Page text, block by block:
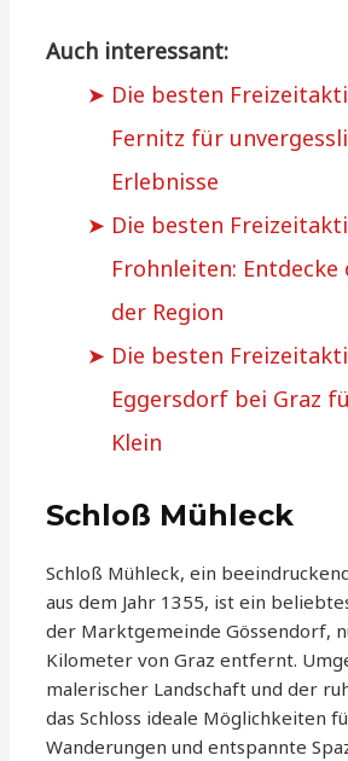
Auch interessant:
Die besten
Fernitz für
Erlebnisse
Die besten
Frohnleiten:
der Region
Die besten
Eggersdorf bei Graz
Klein
Schloß Mühleck
Schloß Mühleck, ein
aus dem Jahr 1355, ist ein
der Marktgemeinde Gössendorf,
Kilometer von Graz entfernt.
malerischer Landschaft und der
das Schloss ideale Möglichkeiten
Wanderungen und entspannte